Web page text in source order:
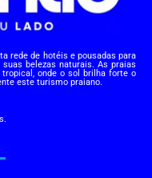
rede de hotéis e pousadas para
belezas naturais. As praias
onde o sol brilha forte o
este turismo praiano.